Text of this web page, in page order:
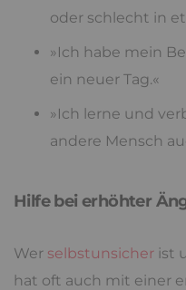
oder schlecht in
»Ich habe mein
ein neuer Tag.«
»Ich lerne und
andere Mensch
Hilfe bei erhöhter
Wer selbstunsicher ist
hat oft auch mit einer